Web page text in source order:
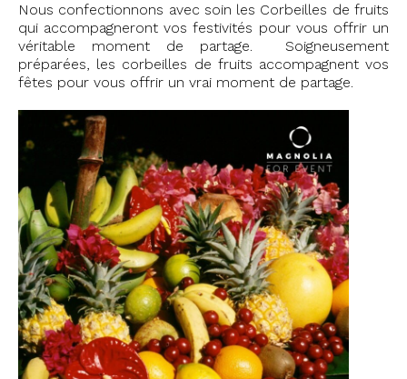
Nous confectionnons avec soin les Corbeilles de fruits
qui accompagneront vos festivités pour vous offrir un
véritable moment de partage. Soigneusement
préparées, les corbeilles de fruits accompagnent vos
fêtes pour vous offrir un vrai moment de partage.